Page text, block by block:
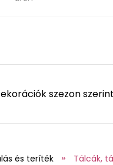
szezon szerint
és teríték Tálcák,